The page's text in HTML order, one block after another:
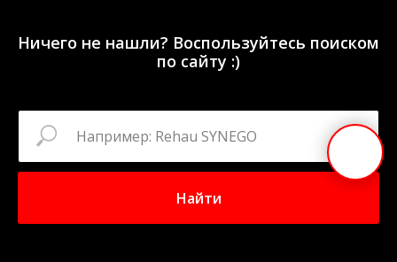
Ничего не нашли? Воспользуйтесь поиском
по сайту :)
Найти